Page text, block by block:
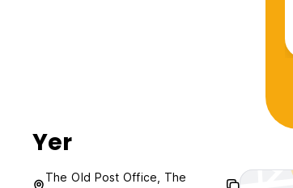
Yer
The Old Post Office, The